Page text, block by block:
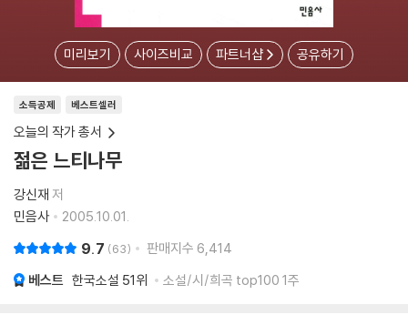
미리보기 사이즈비교 파트너샵 공유하기
소득공제 베스트셀러
오늘의 작가 총서
젊은 느티나무
강신재 저
민음사
2005.10.01.
9.7 63 판매지수 6,414
베스트 한국소설 51위 소설/시/희곡 top100 1주